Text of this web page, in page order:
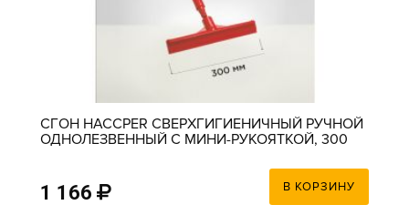
СГОН HACCPER СВЕРХГИГИЕНИЧНЫЙ РУЧНОЙ
ОДНОЛЕЗВЕННЫЙ С МИНИ-РУКОЯТКОЙ, 300
1 166 В КОРЗИНУ